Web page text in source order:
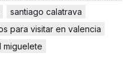
santiago calatrava
para visitar en valencia
miguelete